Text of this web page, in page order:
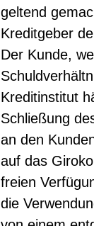
geltend
Kreditgeber
Der Kunde,
Kreditinstitut
Schließung
an den
auf das
freien
die